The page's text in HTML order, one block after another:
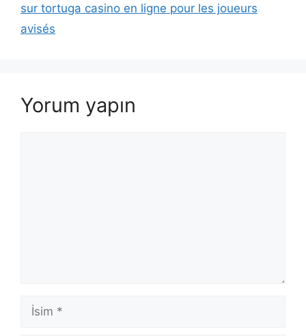
sur tortuga casino en ligne pour les joueurs
avisés
Yorum yapın
İsim